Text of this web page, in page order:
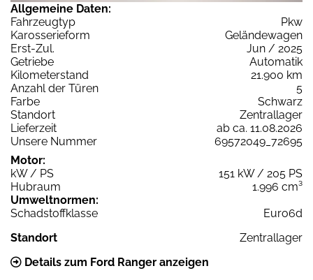
Allgemeine Daten:
Fahrzeugtyp
Pkw
Karosserieform
Geländewagen
Erst-Zul.
Jun / 2025
Getriebe
Automatik
Kilometerstand
21.900 km
Anzahl der Türen
5
Farbe
Schwarz
Standort
Zentrallager
Lieferzeit
ab ca. 11.08.2026
Unsere Nummer
69572049_72695
Motor:
kW / PS
151 kW / 205 PS
Hubraum
1.996 cm³
Umweltnormen:
Schadstoffklasse
Euro6d
Standort
Zentrallager
Details zum Ford Ranger anzeigen